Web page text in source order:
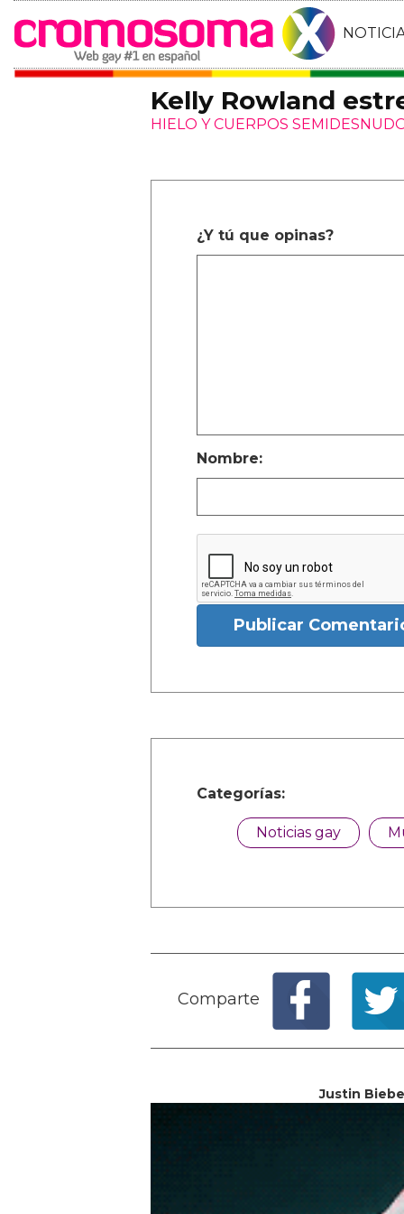
Kelly Rowland
HIELO Y CUERPOS
¿Y tú que opinas?
Nombre:
Publicar
Categorías:
Noticias gay
Comparte
Justin